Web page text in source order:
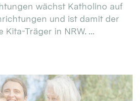
wächst Katholino auf
und ist damit der
Träger in NRW. ...